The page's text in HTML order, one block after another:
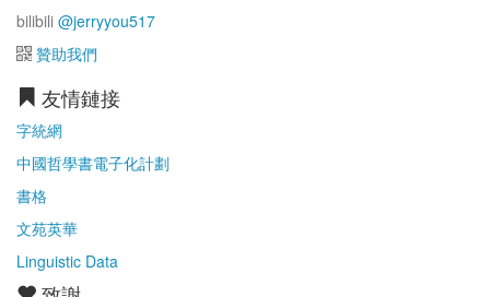
bilibili @jerryyou517
贊助我們
友情鏈接
字統網
中國哲學書電子化計劃
書格
文苑英華
Linguistic Data